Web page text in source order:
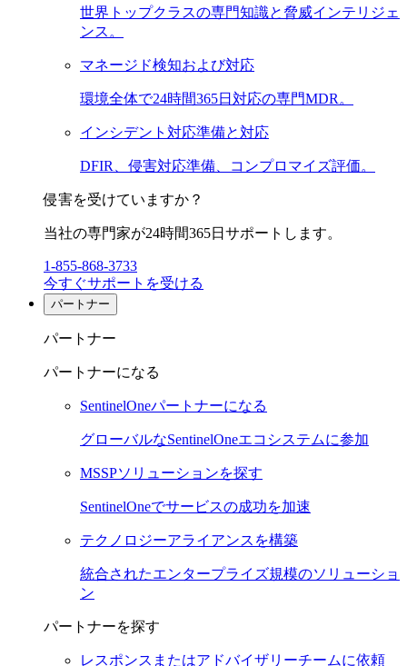
世界トップクラスの専門知識と脅威インテリジェ
ンス。
マネージド検知および対応
環境全体で24時間365日対応の専門MDR。
インシデント対応準備と対応
DFIR、侵害対応準備、コンプロマイズ評価。
侵害を受けていますか？
当社の専門家が24時間365日サポートします。
1-855-868-3733
今すぐサポートを受ける
パートナー
パートナー
パートナーになる
SentinelOneパートナーになる
グローバルなSentinelOneエコシステムに参加
MSSPソリューションを探す
SentinelOneでサービスの成功を加速
テクノロジーアライアンスを構築
統合されたエンタープライズ規模のソリューショ
ン
パートナーを探す
レスポンスまたはアドバイザリーチームに依頼